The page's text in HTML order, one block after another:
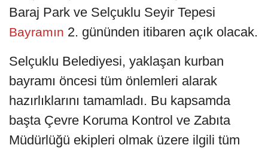
Baraj Park ve Selçuklu Seyir Tepesi
Bayramın 2. gününden itibaren açık olacak.
Selçuklu Belediyesi, yaklaşan kurban
bayramı öncesi tüm önlemleri alarak
hazırlıklarını tamamladı. Bu kapsamda
başta Çevre Koruma Kontrol ve Zabıta
Müdürlüğü ekipleri olmak üzere ilgili tüm